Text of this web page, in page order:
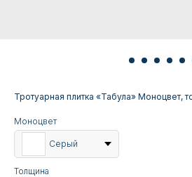
Тротуарная плитка «Табула» Моноцвет,
Моноцвет
Серый
Толщина